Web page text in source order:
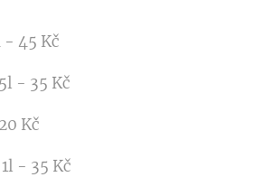
- 45 Kč
- 35 Kč
Kč
- 35 Kč